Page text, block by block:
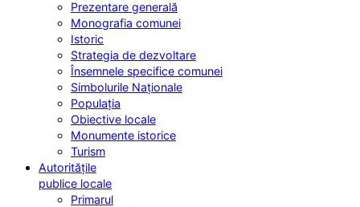
Prezentare generală
Monografia comunei
Istoric
Strategia de dezvoltare
Însemnele specifice comunei
Simbolurile Naționale
Populația
Obiective locale
Monumente istorice
Turism
Autoritățile
publice locale
Primarul